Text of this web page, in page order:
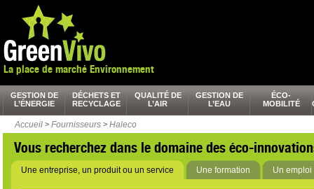
La place de marché Environnement
GESTION DE
L’ÉNERGIE
DÉCHETS ET
RECYCLAGE
QUALITÉ DE
L’AIR
GESTION DE
L’EAU
ÉCO-
MOBILITÉ
Accueil > Fournisseurs > Haleco
Vous recherchez dans le domaine des éco-
Une entreprise, un produit ou un service Une formation Un emploi